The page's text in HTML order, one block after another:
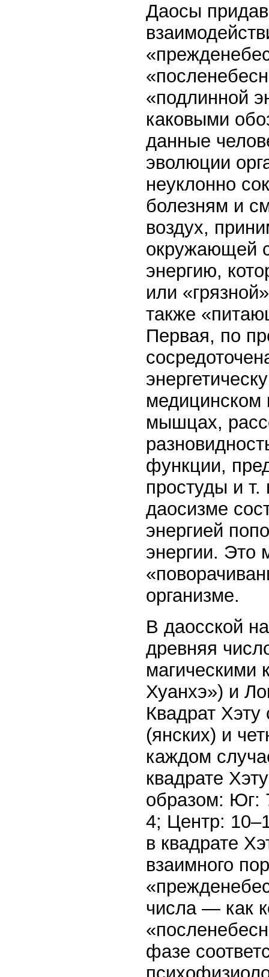
Даосы
«подлинной
каковыми
данные
эволюции
неуклонно
болезням и
воздух,
окружающей
энергию,
или
также
Первая, по
медицинском
мышцах,
функции,
простуды и
даосизме
энергией
энергии. Это
организме.
В даосской
древняя
магическими
Хуанхэ») и
Квадрат
(янских) и
каждом
квадрате
образом: Юг:
4; Центр:
в квадрате
взаимного
числа — как
фазе